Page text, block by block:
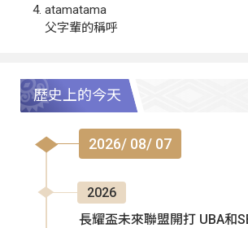
atamatama
父字輩的稱呼
歷史上的今天
2026/ 08/ 07
2026
長耀盃未來聯盟開打 UBA和